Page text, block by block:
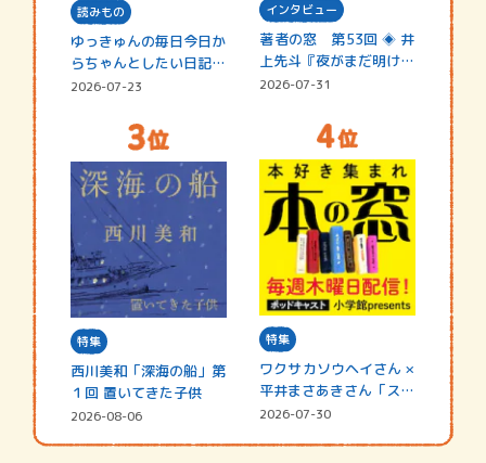
読みもの
ゆっきゅんの毎日今日か
らちゃんとしたい日記
☆202…
2026-07-23
インタビュー
著者の窓 第53回 ◈ 井
上先斗『夜がまだ明けな
い』
2026-07-31
特集
西川美和「深海の船」第
１回 置いてきた子供
2026-08-06
特集
ワクサカソウヘイさん ×
平井まさあきさん「スペ
シャ…
2026-07-30